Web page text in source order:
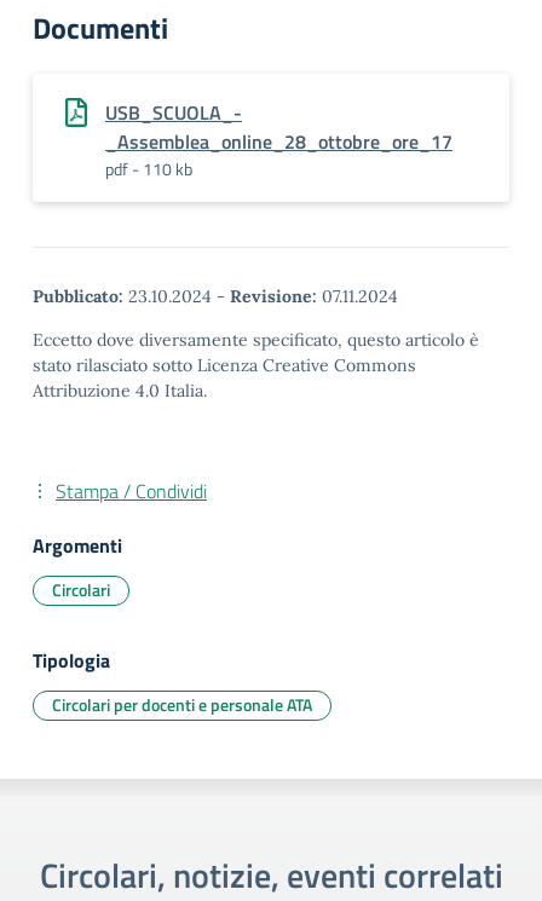
Documenti
USB_SCUOLA_-
_Assemblea_online_28_ottobre_ore_17
pdf - 110 kb
Pubblicato: 23.10.2024 - Revisione: 07.11.2024
Eccetto dove diversamente specificato, questo articolo è
stato rilasciato sotto Licenza Creative Commons
Attribuzione 4.0 Italia.
Stampa / Condividi
Argomenti
Circolari
Tipologia
Circolari per docenti e personale ATA
Circolari, notizie, eventi correlati